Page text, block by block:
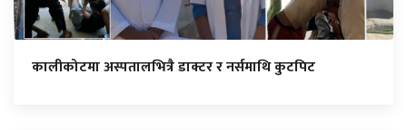
कालीकोटमा अस्पतालभित्रै डाक्टर र नर्समाथि कुटपिट